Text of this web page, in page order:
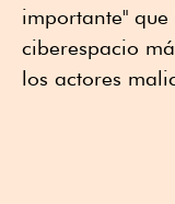
importante"
ciberespacio
los actores